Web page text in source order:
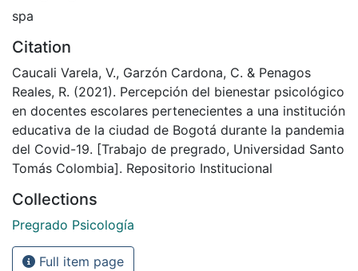
spa
Citation
Caucali Varela, V., Garzón Cardona, C. & Penagos
Reales, R. (2021). Percepción del bienestar psicológico
en docentes escolares pertenecientes a una institución
educativa de la ciudad de Bogotá durante la pandemia
del Covid-19. [Trabajo de pregrado, Universidad Santo
Tomás Colombia]. Repositorio Institucional
Collections
Pregrado Psicología
Full item page